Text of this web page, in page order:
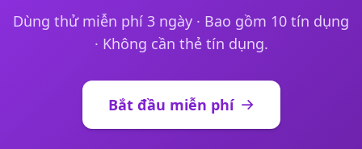
Dùng thử miễn phí 3 ngày · Bao gồm 10 tín dụng
· Không cần thẻ tín dụng.
Bắt đầu miễn phí